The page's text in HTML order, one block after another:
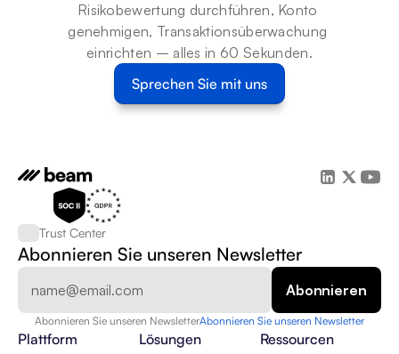
Risikobewertung durchführen, Konto
genehmigen, Transaktionsüberwachung
einrichten – alles in 60 Sekunden.
Sprechen Sie mit uns
Trust Center
Abonnieren Sie unseren Newsletter
Abonnieren Sie unseren NewsletterAbonnieren Sie unseren Newsletter
Plattform Lösungen Ressourcen